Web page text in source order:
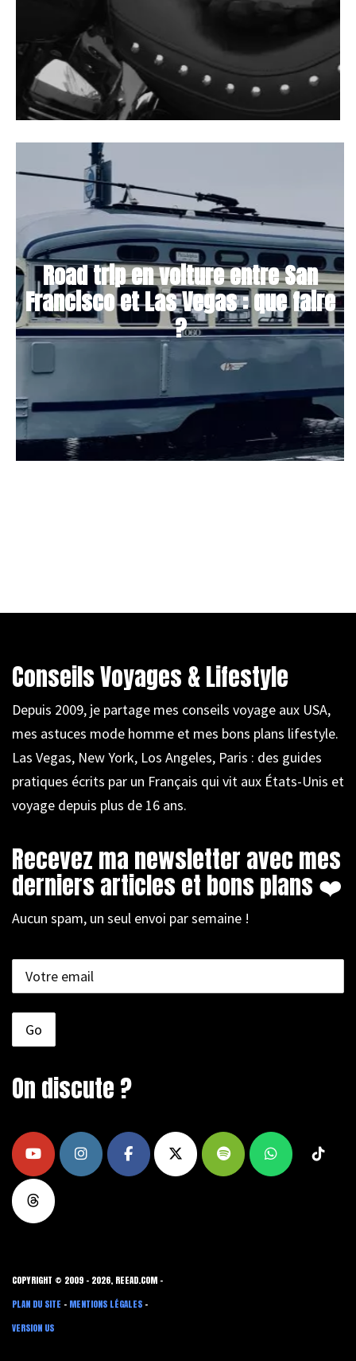
Road trip en voiture entre San
Francisco et Las Vegas : que faire
?
Conseils Voyages & Lifestyle
Depuis 2009, je partage mes conseils voyage aux USA,
mes astuces mode homme et mes bons plans lifestyle.
Las Vegas, New York, Los Angeles, Paris : des guides
pratiques écrits par un Français qui vit aux États-Unis et
voyage depuis plus de 16 ans.
Recevez ma newsletter avec mes
derniers articles et bons plans ❤️
Aucun spam, un seul envoi par semaine !
On discute ?
COPYRIGHT © 2009 - 2026, REEAD.COM -
PLAN DU SITE - MENTIONS LÉGALES -
VERSION US